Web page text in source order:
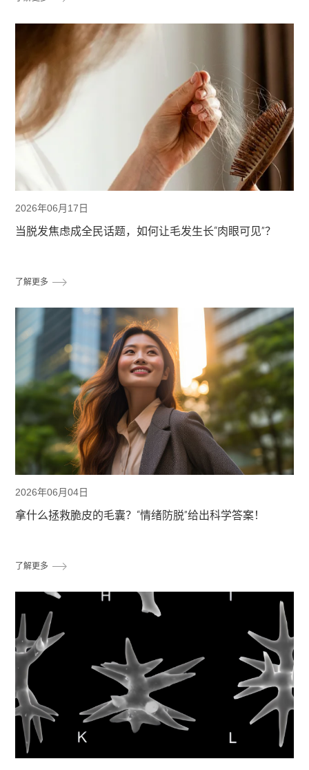
2026年06月17日
当脱发焦虑成全民话题，如何让毛发生长“肉眼可见”？
了解更多
2026年06月04日
拿什么拯救脆皮的毛囊？“情绪防脱”给出科学答案！
了解更多